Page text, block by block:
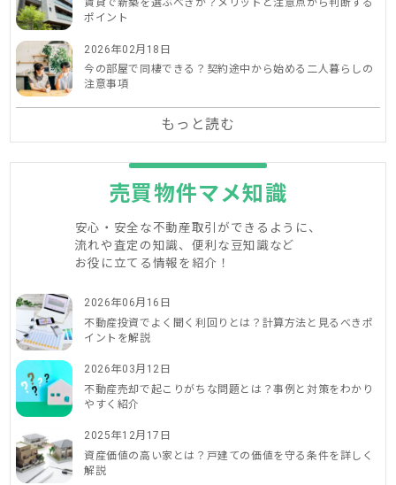
賃貸で新築を選ぶべきか？メリットと注意点から判断する
ポイント
2026年02月18日
今の部屋で同棲できる？契約途中から始める二人暮らしの
注意事項
もっと読む
売買物件マメ知識
安心・安全な不動産取引ができるように、
流れや査定の知識、便利な豆知識など
お役に立てる情報を紹介！
2026年06月16日
不動産投資でよく聞く利回りとは？計算方法と見るべきポ
イントを解説
2026年03月12日
不動産売却で起こりがちな問題とは？事例と対策をわかり
やすく紹介
2025年12月17日
資産価値の高い家とは？戸建ての価値を守る条件を詳しく
解説